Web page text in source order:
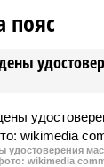
пояс
удостоверения
wikimedia